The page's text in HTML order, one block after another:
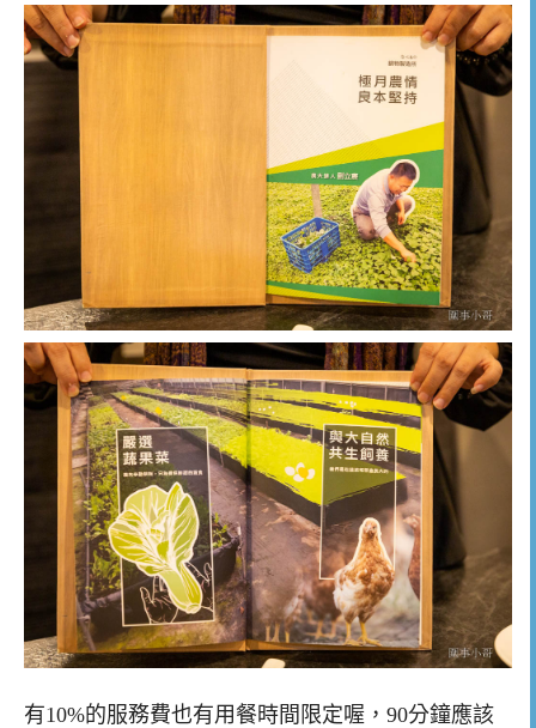
有10%的服務費也有用餐時間限定喔，90分鐘應該